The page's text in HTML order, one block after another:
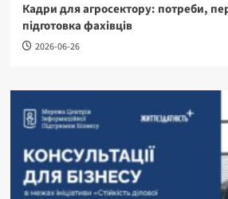
Кадри для агросектору: потреби,
підготовка фахівців
2026-06-26